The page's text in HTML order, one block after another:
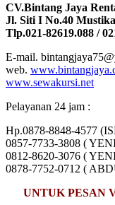
CV.Bintang Jaya
Jl. Siti I No.40
Tlp.021-82619.088 /
E-mail.
web.
www.sewakursi.net
Pelayanan 24 jam :
Hp.0878-8848-4577
0857-7733-3808 (
0812-8620-3076 (
0878-7752-0712 (
UNTUK PESAN